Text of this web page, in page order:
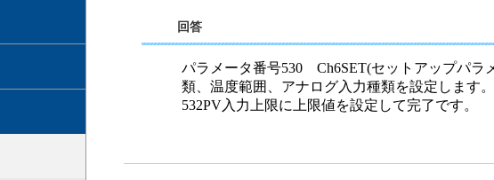
情報システム 保守
半導体 発電
セミナー・研修情報
回答
パラメータ番号530 Ch6SET(セットアップパラ
類、温度範囲、アナログ入力種類を設定します
532PV入力上限に上限値を設定して完了です。